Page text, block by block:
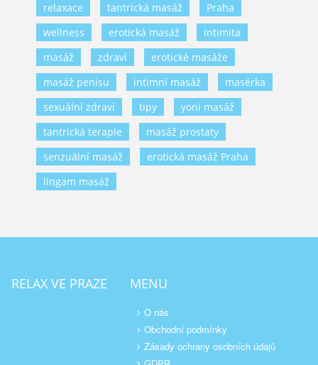
relaxace tantrická masáž
Praha
wellness
erotická masáž
intimita
masáž
zdraví
erotické masáže
masáž penisu
intimní masáž
masérka
sexuální zdraví
tipy
yoni masáž
tantrická terapie
masáž prostaty
senzuální masáž
erotická masáž Praha
lingam masáž
RELAX VE PRAZE MENU
O nás
Obchodní podmínky
Zásady ochrany osobních údajů